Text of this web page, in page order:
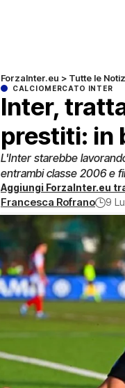
ForzaInter.eu > Tutte le
CALCIOMERCATO INTER
Inter,
prestiti: in
L'Inter starebbe
entrambi classe 2006 e
Aggiungi ForzaInter.eu
Francesca Rofrano 9